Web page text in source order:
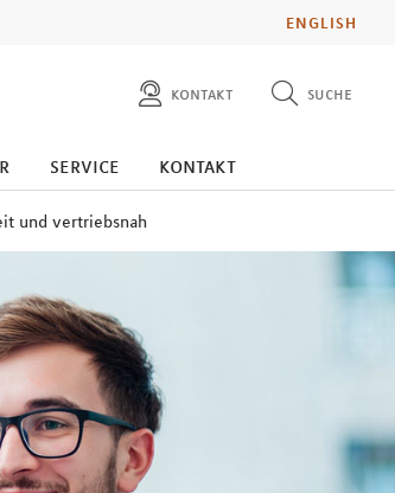
ENGLISH
kontakt
presse
investoren
karriere
suche
diese website durchsuchen
pressemitteilungen finden
ad hoc mitteilungen finden
service kontakt
und vertriebsnah